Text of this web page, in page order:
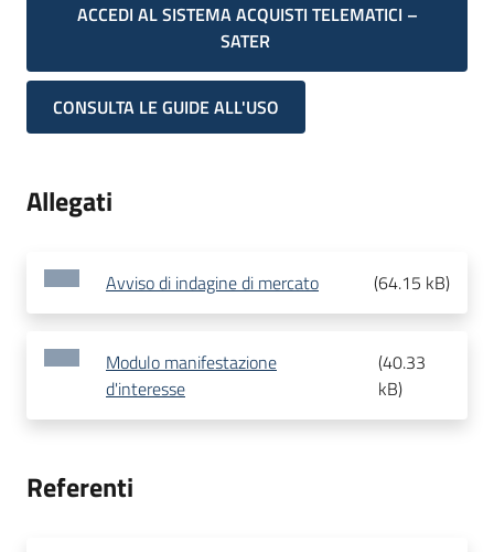
ACCEDI AL SISTEMA ACQUISTI TELEMATICI –
SATER
CONSULTA LE GUIDE ALL'USO
Allegati
Avviso di indagine di mercato (64.15 kB)
Modulo manifestazione
d'interesse
(40.33
kB)
Referenti